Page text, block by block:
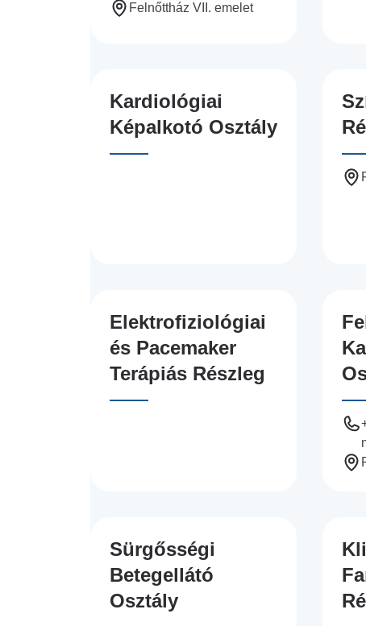
Felnőttház VII. emelet
Kardiológiai
Képalkotó Osztály
Elektrofiziológiai
és Pacemaker
Terápiás Részleg
Sürgősségi
Betegellátó
Osztály